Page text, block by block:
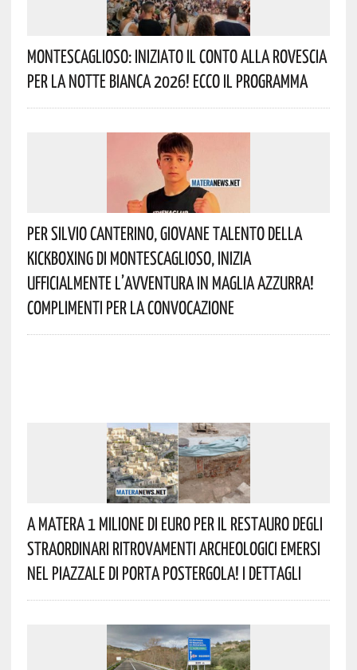
Montescaglioso: Iniziato Il Conto Alla Rovescia
Per La Notte Bianca 2026! Ecco Il Programma
Per Silvio Canterino, Giovane Talento Della
Kickboxing Di Montescaglioso, Inizia
Ufficialmente L’avventura In Maglia Azzurra!
Complimenti Per La Convocazione
A Matera 1 Milione Di Euro Per Il Restauro Degli
Straordinari Ritrovamenti Archeologici Emersi
Nel Piazzale Di Porta Postergola! I Dettagli